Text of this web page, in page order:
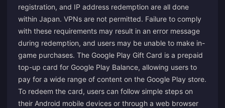
registration, and IP address redemption are all done
within Japan. VPNs are not permitted. Failure to comply
with these requirements may result in an error message
during redemption, and users may be unable to make in-
game purchases. The Google Play Gift Card is a prepaid
top-up card for Google Play Balance, allowing users to
pay for a wide range of content on the Google Play store.
To redeem the card, users can follow simple steps on
their Android mobile devices or through a web browser